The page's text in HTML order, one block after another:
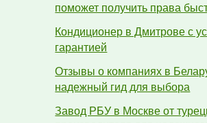
поможет получить права
Кондиционер в Дмитрове с
гарантией
Отзывы о компаниях в
надежный гид для выбора
Завод РБУ в Москве от